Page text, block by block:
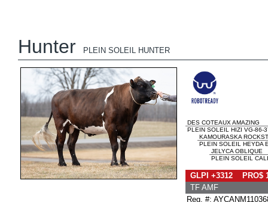
Hunter PLEIN SOLEIL HUNTER
DES COTEAUX AMAZING
PLEIN SOLEIL HIZI VG-86-
KAMOURASKA
PLEIN SOLEIL HEYDA
JELYCA OBLIQUE
PLEIN SOLEIL
GLPI +3312 PRO$
TF AMF
Reg. #: